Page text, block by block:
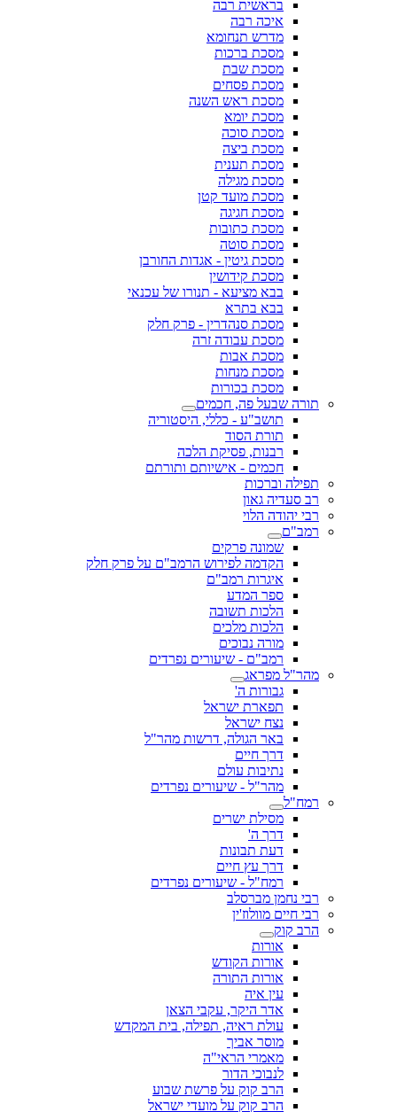
בראשית רבה
איכה רבה
מדרש תנחומא
מסכת ברכות
מסכת שבת
מסכת פסחים
מסכת ראש השנה
מסכת יומא
מסכת סוכה
מסכת ביצה
מסכת תענית
מסכת מגילה
מסכת מועד קטן
מסכת חגיגה
מסכת כתובות
מסכת סוטה
מסכת גיטין - אגדות החורבן
מסכת קידושין
בבא מציעא - תנורו של עכנאי
בבא בתרא
מסכת סנהדרין - פרק חלק
מסכת עבודה זרה
מסכת אבות
מסכת מנחות
מסכת בכורות
תורה שבעל פה, חכמים
תושב"ע - כללי, היסטוריה
תורת הסוד
רבנות, פסיקת הלכה
חכמים - אישיותם ותורתם
תפילה וברכות
רב סעדיה גאון
רבי יהודה הלוי
רמב"ם
שמונה פרקים
הקדמה לפירוש הרמב"ם על פרק חלק
איגרות רמב"ם
ספר המדע
הלכות תשובה
הלכות מלכים
מורה נבוכים
רמב"ם - שיעורים נפרדים
מהר"ל מפראג
גבורות ה'
תפארת ישראל
נצח ישראל
באר הגולה, דרשות מהר"ל
דרך חיים
נתיבות עולם
מהר"ל - שיעורים נפרדים
רמח"ל
מסילת ישרים
דרך ה'
דעת תבונות
דרך עץ חיים
רמח"ל - שיעורים נפרדים
רבי נחמן מברסלב
רבי חיים מוולוז'ין
הרב קוק
אורות
אורות הקודש
אורות התורה
עין איה
אדר היקר, עקבי הצאן
עולת ראיה, תפילה, בית המקדש
מוסר אביך
מאמרי הראי"ה
לנבוכי הדור
הרב קוק על פרשת שבוע
הרב קוק על מועדי ישראל